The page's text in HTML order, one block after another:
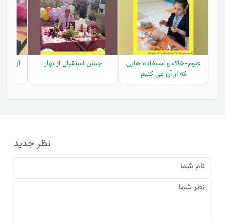
علوم-خاک و استفاده هایی
که از آن می کنیم
جشن استقبال از بهار
نظر جدید